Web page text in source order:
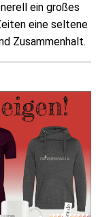
ein großes
eine seltene
Zusammenhalt.